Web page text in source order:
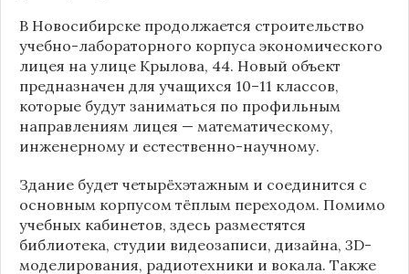
В Новосибирске продолжается строительство
учебно-лабораторного корпуса экономического
лицея на улице Крылова, 44. Новый объект
предназначен для учащихся 10–11 классов,
которые будут заниматься по профильным
направлениям лицея — математическому,
инженерному и естественно-научному.
Здание будет четырёхэтажным и соединится с
основным корпусом тёплым переходом. Помимо
учебных кабинетов, здесь разместятся
библиотека, студии видеозаписи, дизайна, 3D-
моделирования, радиотехники и вокала. Также